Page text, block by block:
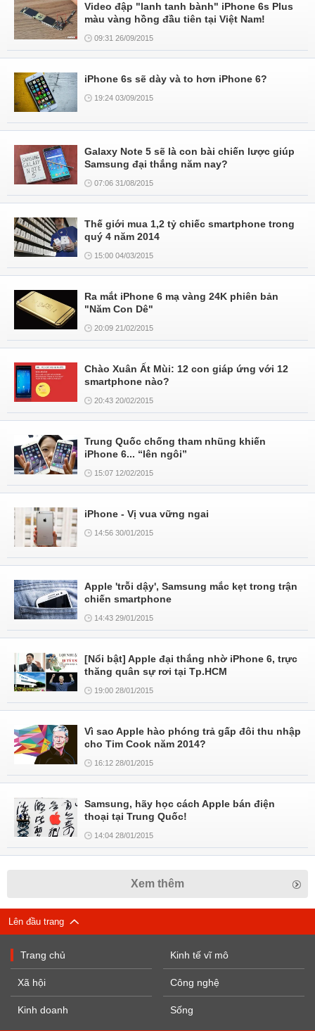
Video đập "lanh tanh bành" iPhone 6s Plus
màu vàng hồng đầu tiên tại Việt Nam!
09:31 26/09/2015
iPhone 6s sẽ dày và to hơn iPhone 6?
19:24 03/09/2015
Galaxy Note 5 sẽ là con bài chiến lược giúp
Samsung đại thắng năm nay?
07:06 31/08/2015
Thế giới mua 1,2 tỷ chiếc smartphone trong
quý 4 năm 2014
15:00 04/03/2015
Ra mắt iPhone 6 mạ vàng 24K phiên bản
"Năm Con Dê"
20:09 21/02/2015
Chào Xuân Ất Mùi: 12 con giáp ứng với 12
smartphone nào?
20:43 20/02/2015
Trung Quốc chống tham nhũng khiến
iPhone 6... “lên ngôi”
15:07 12/02/2015
iPhone - Vị vua vững ngai
14:56 30/01/2015
Apple 'trỗi dậy', Samsung mắc kẹt trong trận
chiến smartphone
14:43 29/01/2015
[Nổi bật] Apple đại thắng nhờ iPhone 6, trực
thăng quân sự rơi tại Tp.HCM
19:00 28/01/2015
Vì sao Apple hào phóng trả gấp đôi thu nhập
cho Tim Cook năm 2014?
16:12 28/01/2015
Samsung, hãy học cách Apple bán điện
thoại tại Trung Quốc!
14:04 28/01/2015
Xem thêm
Lên đầu trang
Trang chủ
Xã hội
Kinh doanh
Kinh tế vĩ mô
Công nghệ
Sống